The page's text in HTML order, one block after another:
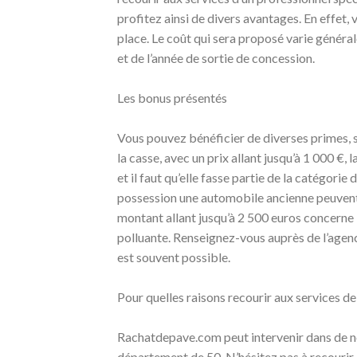
profitez ainsi de divers avantages. En
place. Le coût qui sera proposé varie
et de l’année de sortie de concession.
Les bonus présentés
Vous pouvez bénéficier de diverses
la casse, avec un prix allant jusqu’à 1 000
et il faut qu’elle fasse partie de la catégorie
possession une automobile ancienne
montant allant jusqu’à 2 500 euros
polluante. Renseignez-vous auprès de
est souvent possible.
Pour quelles raisons recourir aux services
Rachatdepave.com peut intervenir dans de